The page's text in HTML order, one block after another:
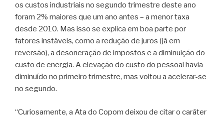
os custos industriais no segundo trimestre deste ano
foram 2% maiores que um ano antes – a menor taxa
desde 2010. Mas isso se explica em boa parte por
fatores instáveis, como a redução de juros (já em
reversão), a desoneração de impostos e a diminuição do
custo de energia. A elevação do custo do pessoal havia
diminuído no primeiro trimestre, mas voltou a acelerar-se
no segundo.
“Curiosamente, a Ata do Copom deixou de citar o caráter